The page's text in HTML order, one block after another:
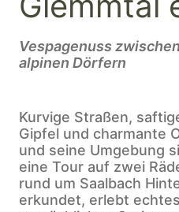
springen.
Vespagenuss
alpinen Dörfern
Kurvige Straßen,
Gipfel und charmante
und seine Umgebung
eine Tour auf zwei
rund um Saalbach
erkundet, erlebt